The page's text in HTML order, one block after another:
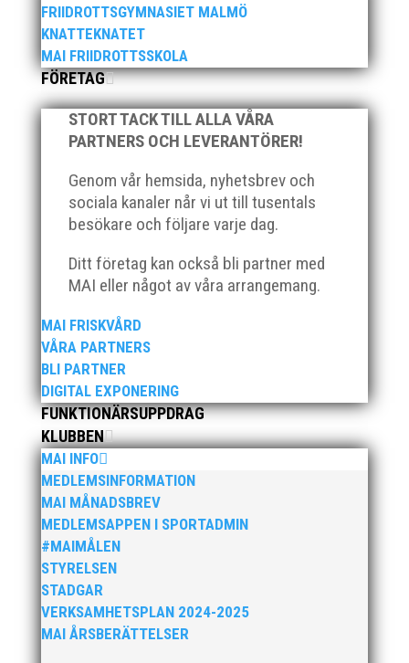
FRIIDROTTSGYMNASIET MALMÖ
KNATTEKNATET
MAI FRIIDROTTSSKOLA
FÖRETAG
STORT TACK TILL ALLA VÅRA
PARTNERS OCH LEVERANTÖRER!
Genom vår hemsida, nyhetsbrev och
sociala kanaler når vi ut till tusentals
besökare och följare varje dag.
Ditt företag kan också bli partner med
MAI eller något av våra arrangemang.
MAI FRISKVÅRD
VÅRA PARTNERS
BLI PARTNER
DIGITAL EXPONERING
FUNKTIONÄRSUPPDRAG
KLUBBEN
MAI INFO
MEDLEMSINFORMATION
MAI MÅNADSBREV
MEDLEMSAPPEN I SPORTADMIN
#MAIMÅLEN
STYRELSEN
STADGAR
VERKSAMHETSPLAN 2024-2025
MAI ÅRSBERÄTTELSER
Klubb Skåne bjuder in till årets första
grengruppsträff för häck och sprint Lördagen den 23
mars blir det en dag med fokus på häck och sprint.
Träffen riktar sig till ALLA tränare samt aktiva födda
äldre så hör...
Den 16-17 mars är det dags igen för ett MAI
arrangemang. Då anordnar MAI på uppdrag av
Svenska Friidrottsförbundet Götalandsmästerskapen
för 13-14 åringar. De distrikt som ingår i
Götalandsregionen och deltar med lag i
Götalandsmästerskapen är Västsvenska, Göteborg,...
I helgen anordnades Malmö Indoor Challenge i
Atleticum, en av MAI:s egna inomhusarrangemang
och med ungdom, senior och veterantävling i
friidrott. De allra yngsta var med på ”Prova-På-
Tävling". Det blev en härlig tävlingshelg med många